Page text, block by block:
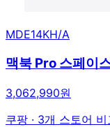
MDE14KH/A
맥북 Pro 스페이
3,062,990원
쿠팡 · 3개 스토어